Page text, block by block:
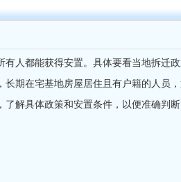
我是2018年被人在支付 的回复获得奖章
，偷了一部苹果手机，的回复获得奖章
侵权，中院都驳回了，的回复获得奖章
有人都能获得安置。具体要看当地拆迁
长期在宅基地房屋居住且有户籍的人员
解具体政策和安置条件，以便准确判断